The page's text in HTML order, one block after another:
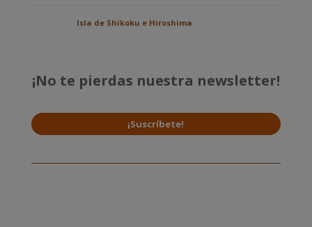
Isla de Shikoku e Hiroshima
¡No te pierdas nuestra newsletter!
¡Suscríbete!